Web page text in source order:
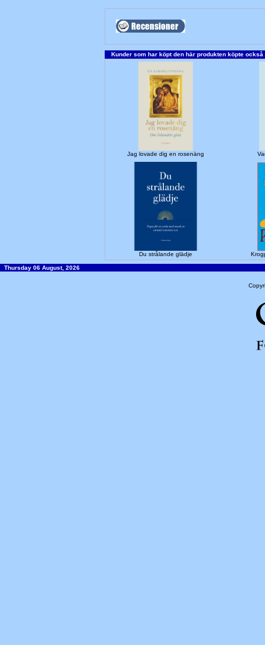
Kunder som har köpt den här produkten köpte också
Jag lovade dig en rosenäng
Du strålande glädje
Thursday 06 August, 2026